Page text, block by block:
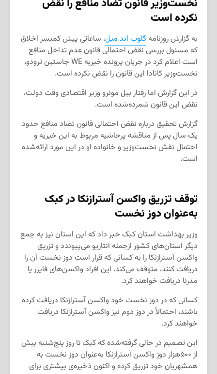
نخست‌وزیر قانون تضاد منافع را نقض
نکرده است
به گزارش روزنامهگلوب اند میل، ساعاتی پیش کمیسر اخلاق
که مسئول بررسی نقض احتمالی قانون عدم تداخل منافع
است اعلام کرد در جریان پرونده خیریه WE جاستین ترودو،
نخست‌وزیر کانادا این قانون را نقض نکرده است.
در این گزارش اما رفتار بیل مونرو وزیر اقتصادی وقت دولت،
نقض این قانون شمرده‌شده است.
گزارش تحقیق درباره نقض احتمالی قانون تضاد منافع حدود
یک سال پس از مناقشه پرحاشیه مربوط به این خیریه و
احتمال نقش نخست‌وزیر و خانواده او در این مورد ارائه‌شده
است.
توقف تزریق واکسن آسترازنکا در کبک
به‌عنوان دوز نخست
وزیر بهداشت استان کبک خبر داد که این استان نیز به جمع
دیگر استان‌های کشور ازجمله انتاریو می‌پیوندد و تزریق
واکسن آسترازنکا را به کسانی که قرار است دوز نخست آن را
دریافت کنند، متوقف می‌کند. این افراد واکسن‌های فایزر یا
مدرنا دریافت خواهند کرد.
کسانی که در دوز نخست خود واکسن آسترازنکا دریافت کرده
باشند، احتمالاً در دوز دوم نیز واکسن آسترازنکا دریافت
خواهند کرد.
این تصمیم در حالی گرفته‌شده که کبک تا روز پنج‌شنبه بیش
از ۵۰۰هزار دوز واکسن آسترازنکا به‌عنوان دوز نخست به
همشهریان خود تزریق کرده و اکنون ذخیره‌ی بیشتری برای